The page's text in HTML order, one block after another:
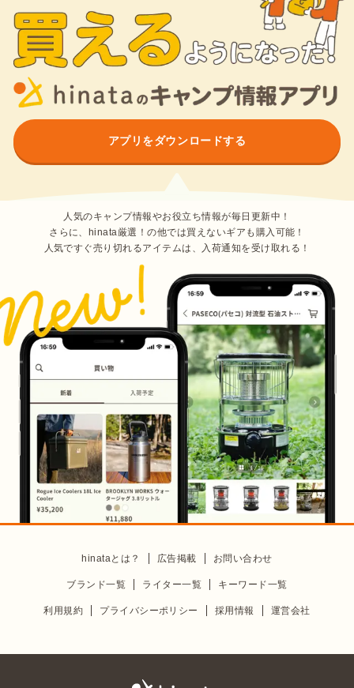
アプリをダウンロードする
人気のキャンプ情報やお役立ち情報が毎日更新中！
さらに、hinata厳選！の他では買えないギアも購入可能！
人気ですぐ売り切れるアイテムは、入荷通知を受け取れる！
hinataとは？ 広告掲載 お問い合わせ
ブランド一覧 ライター一覧 キーワード一覧
利用規約 プライバシーポリシー 採用情報 運営会社